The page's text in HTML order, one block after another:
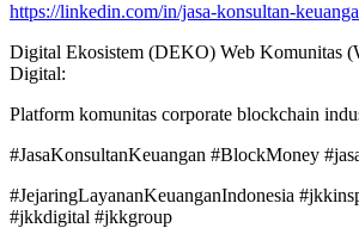
https://linkedin.com/in/jasa-konsultan-
Digital Ekosistem (DEKO) Web Komunitas
Digital:
Platform komunitas corporate blockchain
#JasaKonsultanKeuangan #BlockMoney
#JejaringLayananKeuanganIndonesia
#jkkdigital #jkkgroup